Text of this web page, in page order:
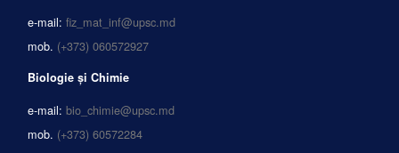
e-mail: fiz_mat_inf@upsc.md
mob. (+373) 060572927
Biologie și Chimie
e-mail: bio_chimie@upsc.md
mob. (+373) 60572284